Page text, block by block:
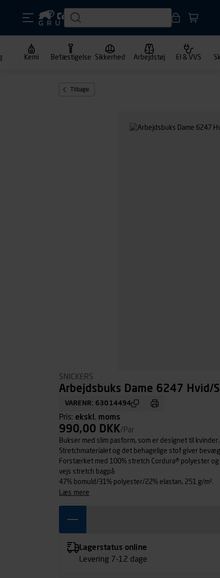
Kemi Befæstigelse Sikkerhed Arbejdstøj El & VVS
Tilbage
SNICKERS
Arbejdsbuks Dame 6247 Hvid/
VARENR: 63014494
Pris: ekskl. moms
990,00 DKK/Par
Bukser med slim pasform, som er designet til kvinder.
Stretchmaterialet og det behagelige stof giver
Forstærket med 100% stretch Cordura® polyester
vejs stretch bagpå
47% bomuld/31% polyester/22% elastan, 251 g/m².
læs mere
Lagerstatus online
Levering 7-12 dage